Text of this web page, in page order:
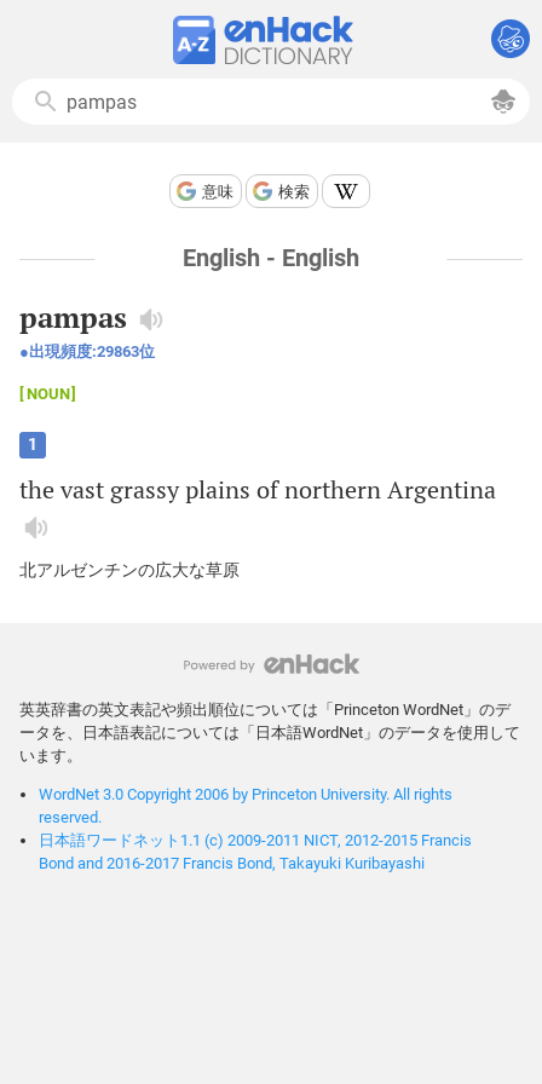
意味 検索
English - English
pampas
出現頻度:29863位
NOUN
1
the vast grassyplains ofnorthernArgentina
北アルゼンチンの広大な草原
英英辞書の英文表記や頻出順位については「Princeton WordNet」のデ
ータを、日本語表記については「日本語WordNet」のデータを使用して
います。
WordNet 3.0 Copyright 2006 by Princeton University. All rights
reserved.
日本語ワードネット1.1 (c) 2009-2011 NICT, 2012-2015 Francis
Bond and 2016-2017 Francis Bond, Takayuki Kuribayashi